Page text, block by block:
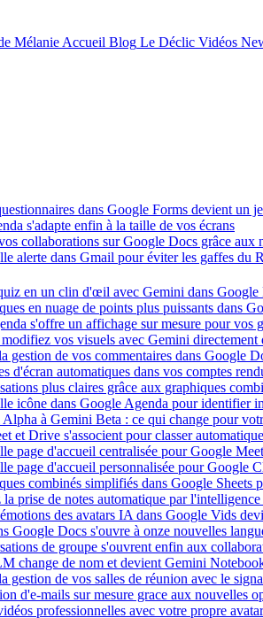
Mélanie Accueil Blog Le Déclic Vidéos
dans Google Forms devient un
s'adapte enfin à la taille de vos écrans
collaborations sur Google Docs grâce aux
alerte dans Gmail pour éviter les gaffes du
en un clin d'œil avec Gemini dans Google
en nuage de points plus puissants dans
s'offre un affichage sur mesure pour vos
vos visuels avec Gemini directement
gestion de vos commentaires dans Google
d'écran automatiques dans vos comptes
plus claires grâce aux graphiques
icône dans Google Agenda pour identifier
à Gemini Beta : ce qui change pour
et Drive s'associent pour classer
page d'accueil centralisée pour Google
page d'accueil personnalisée pour Google
combinés simplifiés dans Google Sheets
prise de notes automatique par
des avatars IA dans Google Vids
Google Docs s'ouvre à onze nouvelles
de groupe s'ouvrent enfin aux
change de nom et devient Gemini
gestion de vos salles de réunion avec le
d'e-mails sur mesure grace aux nouvelles
professionnelles avec votre propre